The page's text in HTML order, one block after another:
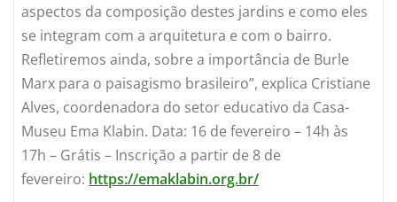
aspectos da composição destes jardins e como eles
se integram com a arquitetura e com o bairro.
Refletiremos ainda, sobre a importância de Burle
Marx para o paisagismo brasileiro”, explica Cristiane
Alves, coordenadora do setor educativo da Casa-
Museu Ema Klabin. Data: 16 de fevereiro – 14h às
17h – Grátis – Inscrição a partir de 8 de
fevereiro: https://emaklabin.org.br/